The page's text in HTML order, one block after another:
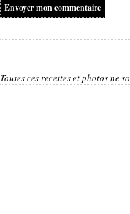
Toutes ces recettes et photos ne